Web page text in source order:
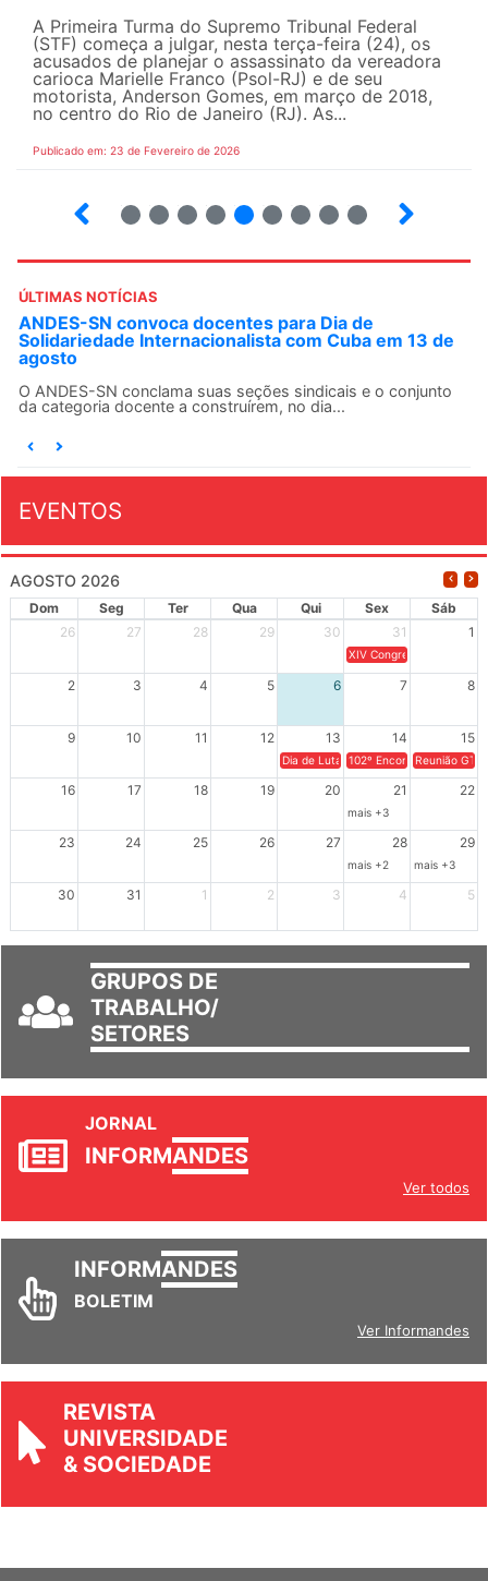
A Primeira Turma do Supremo Tribunal Federal
(STF) começa a julgar, nesta terça-feira (24), os
acusados de planejar o assassinato da vereadora
carioca Marielle Franco (Psol-RJ) e de seu
motorista, Anderson Gomes, em março de 2018,
no centro do Rio de Janeiro (RJ). As...
Publicado em: 23 de Fevereiro de 2026
ÚLTIMAS NOTÍCIAS
ANDES-SN convoca docentes para Dia de
Solidariedade Internacionalista com Cuba em 13 de
agosto
O ANDES-SN conclama suas seções sindicais e o conjunto
da categoria docente a construírem, no dia...
EVENTOS
AGOSTO 2026
Dom Seg Ter Qua Qui Sex
Sáb
26
27 28 29 30 31 1
XIV Congresso Brasileiro
2 3 4 5 6 7 8
9 10 11 12 13 14 15
Dia de Luta em Defesa de Cuba e da
102º Encontro da
Reunião
16 17 18 19 20 21 22
mais +3
23 24 25 26 27 28 29
mais +2 mais +3
30 31 1 2 3 4 5
GRUPOS DE
TRABALHO/
SETORES
JORNAL
INFORMANDES
Ver todos
INFORMANDES
BOLETIM
Ver Informandes
REVISTA
UNIVERSIDADE
& SOCIEDADE